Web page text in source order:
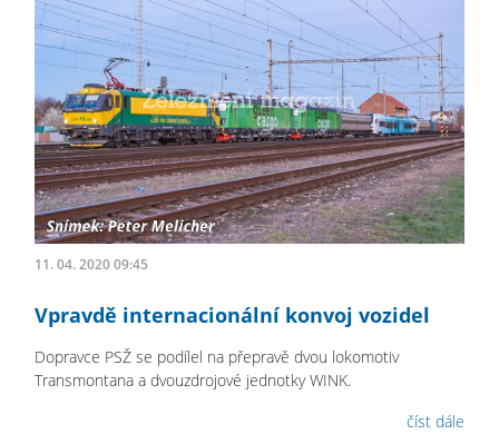
11. 04. 2020 09:45
Vpravdě internacionální konvoj vozidel
Dopravce PSŽ se podílel na přepravě dvou lokomotiv
Transmontana a dvouzdrojové jednotky WINK.
číst dále